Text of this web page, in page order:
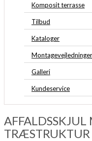
Komposit terrasse
Tilbud
Kataloger
Montagevejledninger
Galleri
Kundeservice
TRÆSTRUKTUR